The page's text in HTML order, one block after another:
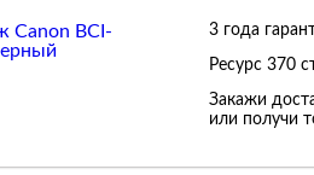
3 года
Ресурс 370
Закажи
или получи